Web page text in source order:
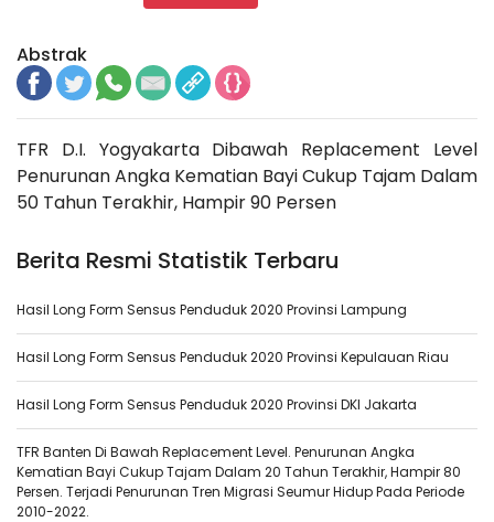
Berita Resmi Statistik Terbaru
Hasil Long Form Sensus Penduduk 2020 Provinsi Lampung
Hasil Long Form Sensus Penduduk 2020 Provinsi Kepulauan Riau
Hasil Long Form Sensus Penduduk 2020 Provinsi DKI Jakarta
TFR Banten Di Bawah Replacement Level. Penurunan Angka
Kematian Bayi Cukup Tajam Dalam 20 Tahun Terakhir, Hampir 80
Persen. Terjadi Penurunan Tren Migrasi Seumur Hidup Pada Periode
2010-2022.
Abstrak
TFR D.I. Yogyakarta Dibawah Replacement Level
Penurunan Angka Kematian Bayi Cukup Tajam Dalam
50 Tahun Terakhir, Hampir 90 Persen